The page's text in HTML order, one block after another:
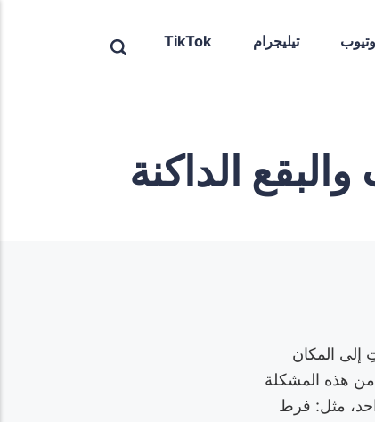
تيليجرام TikTok
الداكنة
إلى المكان
من هذه المشكلة
مثل: فرط